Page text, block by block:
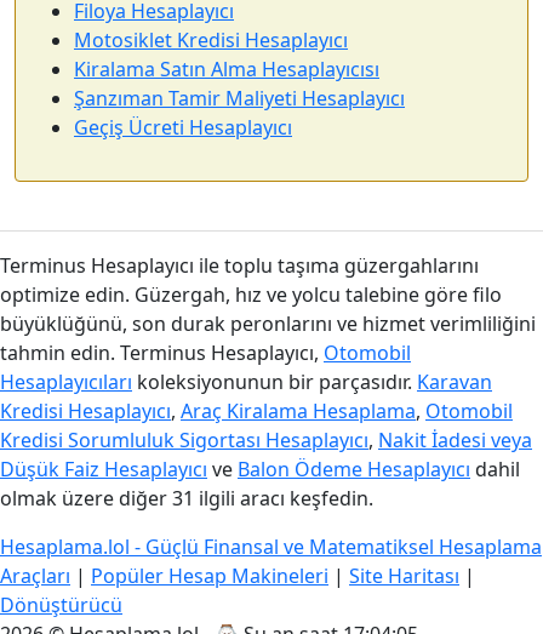
Filoya Hesaplayıcı
Motosiklet Kredisi Hesaplayıcı
Kiralama Satın Alma Hesaplayıcısı
Şanzıman Tamir Maliyeti Hesaplayıcı
Geçiş Ücreti Hesaplayıcı
Terminus Hesaplayıcı ile toplu taşıma güzergahlarını
optimize edin. Güzergah, hız ve yolcu talebine göre filo
büyüklüğünü, son durak peronlarını ve hizmet verimliliğini
tahmin edin. Terminus Hesaplayıcı, Otomobil
Hesaplayıcıları koleksiyonunun bir parçasıdır. Karavan
Kredisi Hesaplayıcı, Araç Kiralama Hesaplama, Otomobil
Kredisi Sorumluluk Sigortası Hesaplayıcı, Nakit İadesi veya
Düşük Faiz Hesaplayıcı ve Balon Ödeme Hesaplayıcı dahil
olmak üzere diğer 31 ilgili aracı keşfedin.
Hesaplama.lol - Güçlü Finansal ve Matematiksel Hesaplama
Araçları | Popüler Hesap Makineleri | Site Haritası |
Dönüştürücü